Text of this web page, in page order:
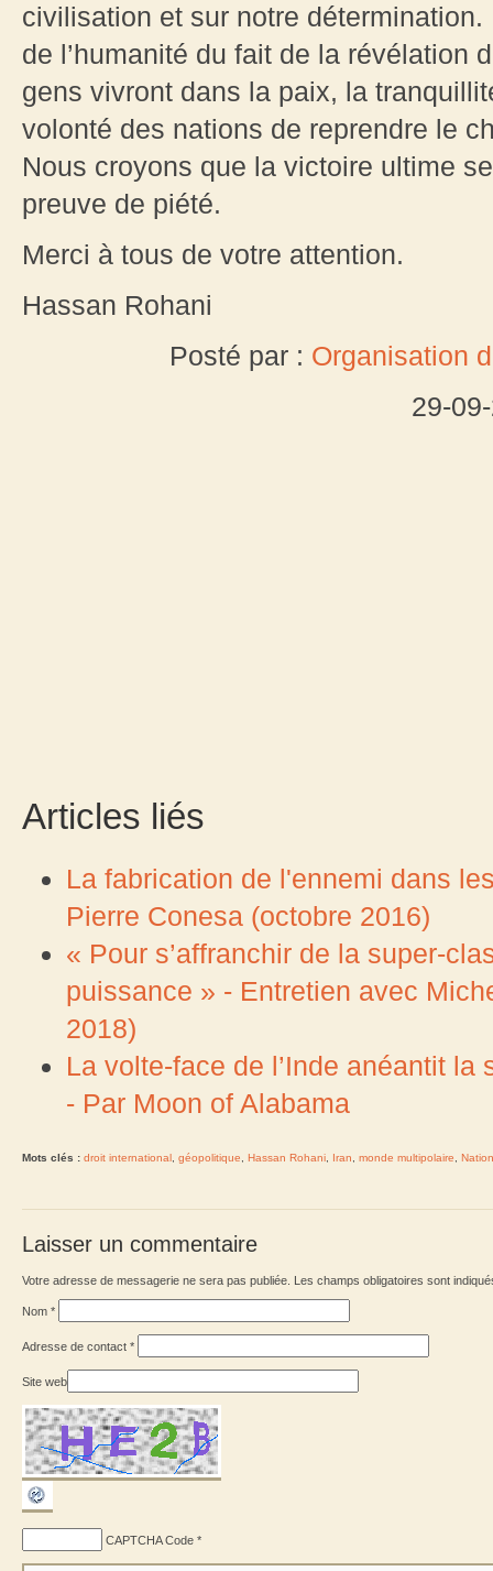
civilisation et sur notre
de l’humanité du fait de la révélation
gens vivront dans la paix, la
volonté des nations de reprendre le
Nous croyons que la victoire ultime
preuve de piété.
Merci à tous de votre attention.
Hassan Rohani
Posté par : Organisation
29-
Articles liés
La fabrication de l'ennemi dans
Pierre Conesa (octobre 2016)
« Pour s’affranchir de la super-
puissance » - Entretien avec
2018)
La volte-face de l’Inde anéantit
- Par Moon of Alabama
Mots clés : droit international géopolitique Hassan Rohani Iran monde multipolaire
Laisser un commentaire
Votre adresse de messagerie ne sera pas publiée. Les champs obligatoires sont
Nom *
Adresse de contact *
Site web
CAPTCHA Code *